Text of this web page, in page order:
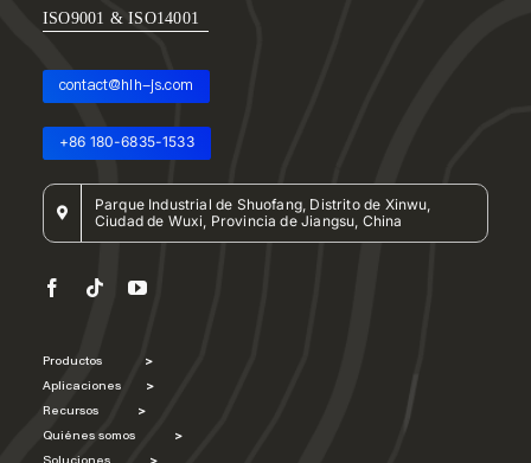
ISO9001 & ISO14001
contact@hlh-js.com
+86 180-6835-1533
Parque Industrial de Shuofang, Distrito de Xinwu,
Ciudad de Wuxi, Provincia de Jiangsu, China
Productos >
Aplicaciones >
Recursos >
Quiénes somos >
Soluciones >